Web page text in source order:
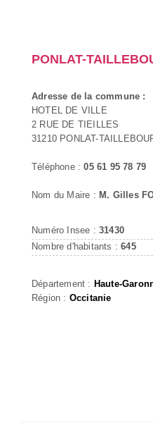
PONLAT-
Adresse de la commune :
HOTEL DE VILLE
2 RUE DE TIEILLES
31210 PONLAT-
Téléphone :05 61 95 78 79
Nom du Maire : M. Gilles
Numéro Insee : 31430
Nombre d'habitants :645
Département : Haute-
Région : Occitanie